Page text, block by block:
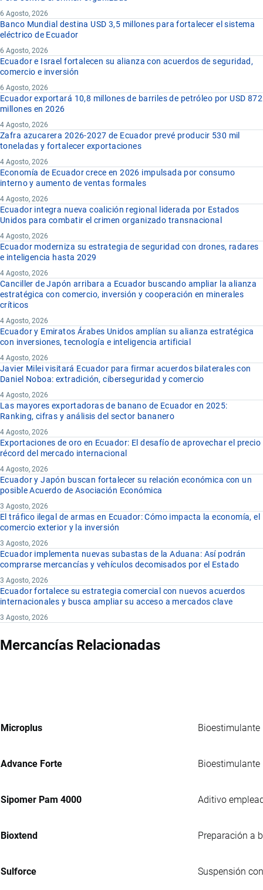
6 Agosto, 2026
Banco Mundial destina USD 3,5 millones para fortalecer el sistema
eléctrico de Ecuador
6 Agosto, 2026
Ecuador e Israel fortalecen su alianza con acuerdos de seguridad,
comercio e inversión
6 Agosto, 2026
Ecuador exportará 10,8 millones de barriles de petróleo por USD 872
millones en 2026
4 Agosto, 2026
Zafra azucarera 2026-2027 de Ecuador prevé producir 530 mil
toneladas y fortalecer exportaciones
4 Agosto, 2026
Economía de Ecuador crece en 2026 impulsada por consumo
interno y aumento de ventas formales
4 Agosto, 2026
Ecuador integra nueva coalición regional liderada por Estados
Unidos para combatir el crimen organizado transnacional
4 Agosto, 2026
Ecuador moderniza su estrategia de seguridad con drones, radares
e inteligencia hasta 2029
4 Agosto, 2026
Canciller de Japón arribara a Ecuador buscando ampliar la alianza
estratégica con comercio, inversión y cooperación en minerales
críticos
4 Agosto, 2026
Ecuador y Emiratos Árabes Unidos amplían su alianza estratégica
con inversiones, tecnología e inteligencia artificial
4 Agosto, 2026
Javier Milei visitará Ecuador para firmar acuerdos bilaterales con
Daniel Noboa: extradición, ciberseguridad y comercio
4 Agosto, 2026
Las mayores exportadoras de banano de Ecuador en 2025:
Ranking, cifras y análisis del sector bananero
4 Agosto, 2026
Exportaciones de oro en Ecuador: El desafío de aprovechar el precio
récord del mercado internacional
4 Agosto, 2026
Ecuador y Japón buscan fortalecer su relación económica con un
posible Acuerdo de Asociación Económica
3 Agosto, 2026
El tráfico ilegal de armas en Ecuador: Cómo impacta la economía, el
comercio exterior y la inversión
3 Agosto, 2026
Ecuador implementa nuevas subastas de la Aduana: Así podrán
comprarse mercancías y vehículos decomisados por el Estado
3 Agosto, 2026
Ecuador fortalece su estrategia comercial con nuevos acuerdos
internacionales y busca ampliar su acceso a mercados clave
3 Agosto, 2026
Mercancías Relacionadas
Microplus
Advance Forte
Sipomer Pam 4000 Aditivo
Bioxtend Preparación a
Sulforce Suspensión